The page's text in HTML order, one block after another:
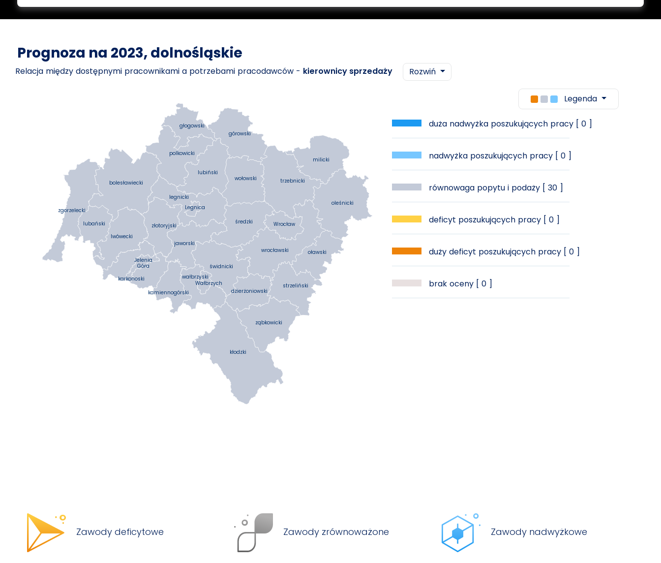
Prognoza na 2023, dolnośląskie
Relacja między dostępnymi pracownikami a potrzebami pracodawców - kierownicy sprzedaży Rozwiń
kłodzki
ząbkowicki
kamiennogórski
strzeliński
dzierżoniowski
wałbrzyski
świdnicki
karkonoski
Jelenia
Góra
wrocławski oławski
lwówecki
jaworski
zgorzelecki
lubański złotoryjski
średzki Wrocław
oleśnicki
legnicki
Legnica
bolesławiecki trzebnicki
wołowski
lubiński
polkowicki
milicki
górowski
głogowski
Wałbrzych
Legenda
duża nadwyżka poszukujących pracy [ 0 ]
nadwyżka poszukujących pracy [ 0 ]
równowaga popytu i podaży [ 30 ]
deficyt poszukujących pracy [ 0 ]
duży deficyt poszukujących pracy [ 0 ]
brak oceny [ 0 ]
Zawody deficytowe Zawody zrównoważone Zawody nadwyżkowe